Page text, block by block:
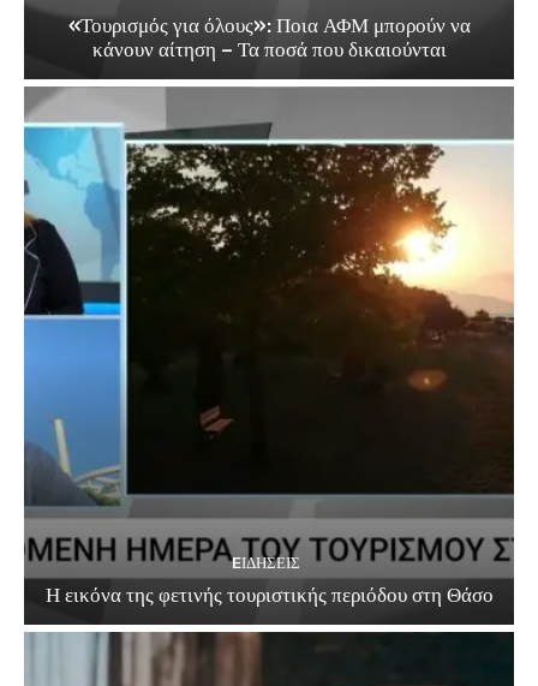
«Τουρισμός για όλους»: Ποια ΑΦΜ μπορούν να
κάνουν αίτηση – Τα ποσά που δικαιούνται
EΙΔΗΣΕΙΣ
Η εικόνα της φετινής τουριστικής περιόδου στη Θάσο